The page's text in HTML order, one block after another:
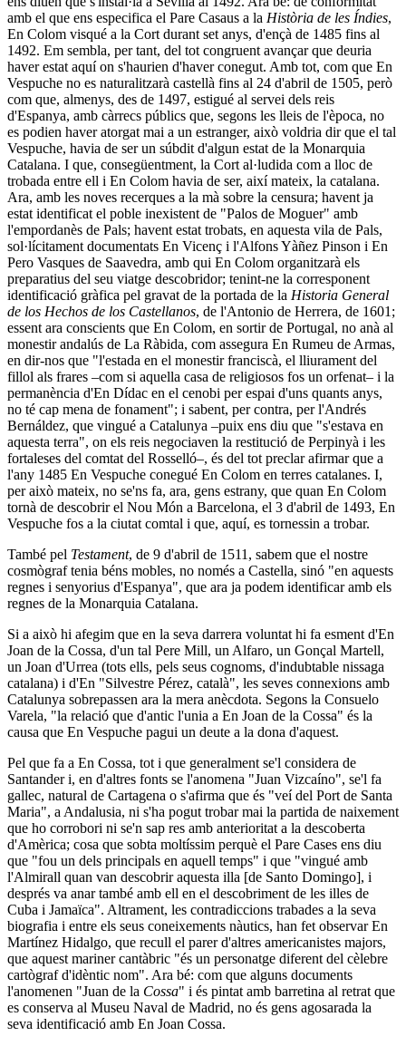
amb el que ens especifica el Pare Casaus a la Història de les Índies,
En Colom visqué a la Cort durant set anys, d'ençà de 1485 fins al
1492. Em sembla, per tant, del tot congruent avançar que deuria
haver estat aquí on s'haurien d'haver conegut. Amb tot, com que En
Vespuche no es naturalitzarà castellà fins al 24 d'abril de 1505, però
com que, almenys, des de 1497, estigué al servei dels reis
d'Espanya, amb càrrecs públics que, segons les lleis de l'època, no
es podien haver atorgat mai a un estranger, això voldria dir que el tal
Vespuche, havia de ser un súbdit d'algun estat de la Monarquia
Catalana. I que, consegüentment, la Cort al·ludida com a lloc de
trobada entre ell i En Colom havia de ser, així mateix, la catalana.
Ara, amb les noves recerques a la mà sobre la censura; havent ja
estat identificat el poble inexistent de "Palos de Moguer" amb
l'empordanès de Pals; havent estat trobats, en aquesta vila de Pals,
sol·lícitament documentats En Vicenç i l'Alfons Yàñez Pinson i En
Pero Vasques de Saavedra, amb qui En Colom organitzarà els
preparatius del seu viatge descobridor; tenint-ne la corresponent
identificació gràfica pel gravat de la portada de la Historia General
de los Hechos de los Castellanos, de l'Antonio de Herrera, de 1601;
essent ara conscients que En Colom, en sortir de Portugal, no anà al
monestir andalús de La Ràbida, com assegura En Rumeu de Armas,
en dir-nos que "l'estada en el monestir franciscà, el lliurament del
fillol als frares –com si aquella casa de religiosos fos un orfenat– i la
permanència d'En Dídac en el cenobi per espai d'uns quants anys,
no té cap mena de fonament"; i sabent, per contra, per l'Andrés
Bernáldez, que vingué a Catalunya –puix ens diu que "s'estava en
aquesta terra", on els reis negociaven la restitució de Perpinyà i les
fortaleses del comtat del Rosselló–, és del tot preclar afirmar que a
l'any 1485 En Vespuche conegué En Colom en terres catalanes. I,
per això mateix, no se'ns fa, ara, gens estrany, que quan En Colom
tornà de descobrir el Nou Món a Barcelona, el 3 d'abril de 1493, En
Vespuche fos a la ciutat comtal i que, aquí, es tornessin a trobar.
També pel Testament, de 9 d'abril de 1511, sabem que el nostre
cosmògraf tenia béns mobles, no només a Castella, sinó "en aquests
regnes i senyorius d'Espanya", que ara ja podem identificar amb els
regnes de la Monarquia Catalana.
Si a això hi afegim que en la seva darrera voluntat hi fa esment d'En
Joan de la Cossa, d'un tal Pere Mill, un Alfaro, un Gonçal Martell,
un Joan d'Urrea (tots ells, pels seus cognoms, d'indubtable nissaga
catalana) i d'En "Silvestre Pérez, català", les seves connexions amb
Catalunya sobrepassen ara la mera anècdota. Segons la Consuelo
Varela, "la relació que d'antic l'unia a En Joan de la Cossa" és la
causa que En Vespuche pagui un deute a la dona d'aquest.
Pel que fa a En Cossa, tot i que generalment se'l considera de
Santander i, en d'altres fonts se l'anomena "Juan Vizcaíno", se'l fa
gallec, natural de Cartagena o s'afirma que és "veí del Port de Santa
Maria", a Andalusia, ni s'ha pogut trobar mai la partida de naixement
que ho corrobori ni se'n sap res amb anterioritat a la descoberta
d'Amèrica; cosa que sobta moltíssim perquè el Pare Cases ens diu
que "fou un dels principals en aquell temps" i que "vingué amb
l'Almirall quan van descobrir aquesta illa [de Santo Domingo], i
després va anar també amb ell en el descobriment de les illes de
Cuba i Jamaïca". Altrament, les contradiccions trabades a la seva
biografia i entre els seus coneixements nàutics, han fet observar En
Martínez Hidalgo, que recull el parer d'altres americanistes majors,
que aquest mariner cantàbric "és un personatge diferent del cèlebre
cartògraf d'idèntic nom". Ara bé: com que alguns documents
l'anomenen "Juan de la Cossa" i és pintat amb barretina al retrat que
es conserva al Museu Naval de Madrid, no és gens agosarada la
seva identificació amb En Joan Cossa.